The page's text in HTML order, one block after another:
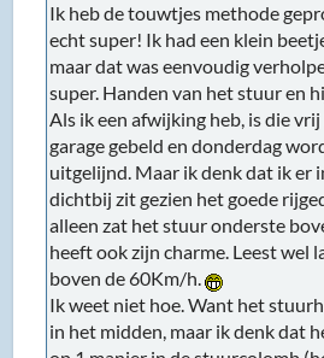
in het midden, maar ik denk dat
op 1 manier in de stuurcolomb
schrijft) past achterste voren zat.
Gelukkig was de fix simpel. Stuur
Kabel claxon fatsoeneren en op
terug plaatsen. De Knipperlichten
nu ook weer automatisch uit
kennelijk aan het stuur en niet op
spannend om de airbag te
Maar ik kon er wel om lachen
kop zittend stuur naar huis te
huis!). Maar nu is alles weer
min werk ofzo!